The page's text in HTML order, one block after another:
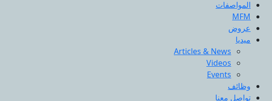
المواصفات
MFM
عروض
ميديا
Articles & News
Videos
Events
وظائف
تواصل معنا